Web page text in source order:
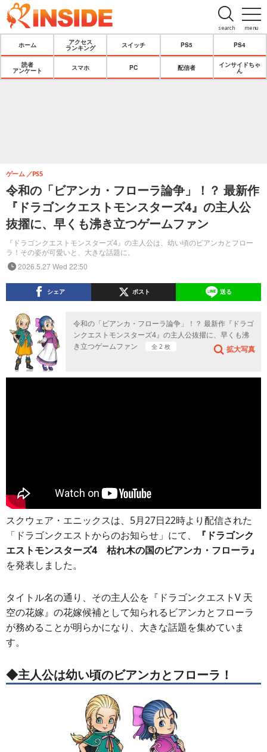
menu
search
ホーム
アクセス
ランキング
スイッチ PS5 PS4
読者
アンケート
スマホ PC 配信者
インサイドちゃ
ん
令和の「ビアンカ・フローラ論争」！？ 最新作
『ドラゴンクエストモンスターズ4』の主人公
抜擢に、早くも沸き立つゲームファン
『ドラゴンクエストモンスターズ4』の主人公は、幼い頃のビアンカとフロー
ラ！その姿が可愛いと、大きな話題に。
ゲーム PS5
2026.5.27 Wed 22:50
シェア ポスト 送る
令和の「ビアンカ・フローラ論争」！？ 最新作『ドラゴ
ンクエストモンスターズ4』の主人公抜擢に、早くも沸
き立つゲームファン
全 2 枚 拡大写真
スクウェア・エニックスは、5月27日22時より配信された
「ドラゴンクエストからのお知らせ」にて、
『ドラゴンク
エストモンスターズ4 枯れ木の国のビアンカ・フローラ』
を発表しました。
タイトル名の通り、その主人公を『ドラゴンクエストV 天
空の花嫁』の花嫁候補として知られるビアンカとフローラ
が務めることが明らかになり、大きな話題を集めていま
す。
◆主人公は幼い頃のビアンカとフローラ！